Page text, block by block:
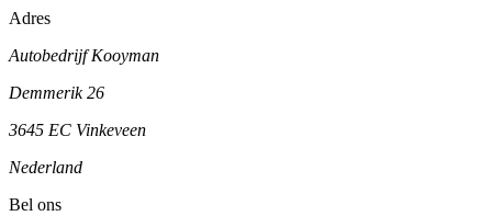
Adres
Autobedrijf Kooyman
Demmerik 26
3645 EC Vinkeveen
Nederland
Bel ons